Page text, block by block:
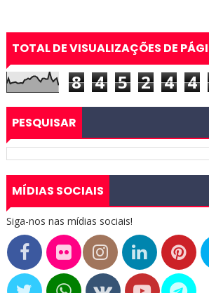
TOTAL DE VISUALIZAÇÕES DE
8 4 5 2 4 4
PESQUISAR
MÍDIAS SOCIAIS
Siga-nos nas mídias sociais!